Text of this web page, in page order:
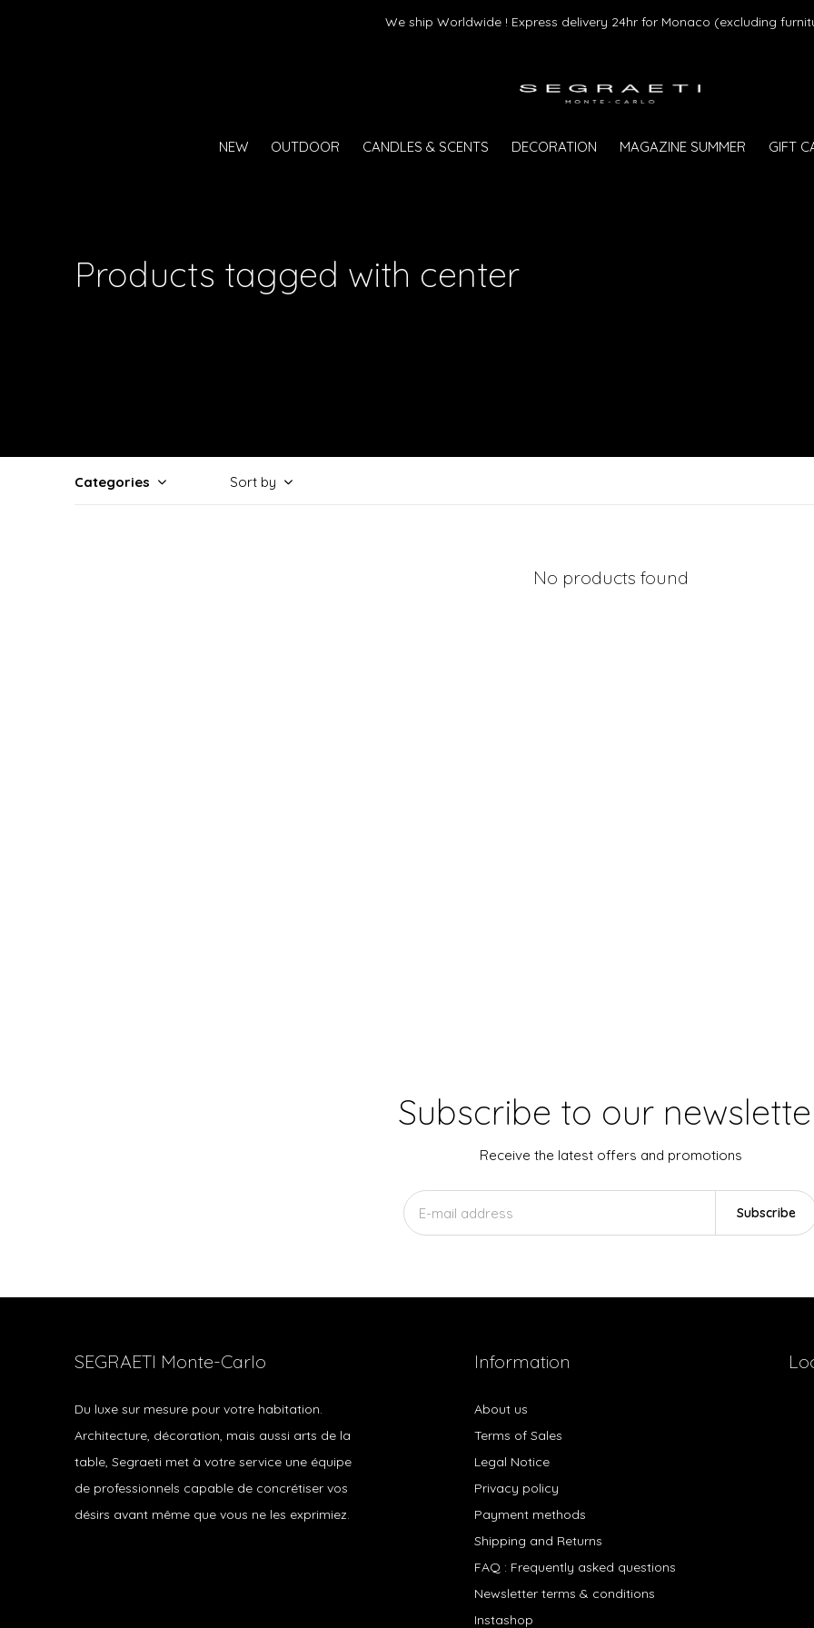
NEW OUTDOOR CANDLES & SCENTS DECORATION MAGAZINE SUMMER GIFT
We ship Worldwide ! Express delivery 24hr for Monaco (excluding
Products tagged with center
Categories Sort by
No products found
Subscribe to our
Receive the latest offers and promotions
Subscribe
SEGRAETI Monte-Carlo
Du luxe sur mesure pour votre habitation.
Architecture, décoration, mais aussi arts de la
table, Segraeti met à votre service une équipe
de professionnels capable de concrétiser vos
désirs avant même que vous ne les exprimiez.
Information
About us
Terms of Sales
Legal Notice
Privacy policy
Payment methods
Shipping and Returns
FAQ : Frequently asked questions
Newsletter terms & conditions
Instashop